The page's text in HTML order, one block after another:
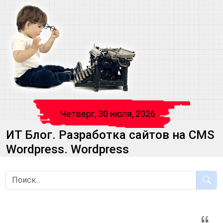
Четверг, 30 июля, 2026
ИТ Блог. Разработка сайтов на CMS
Wordpress. Wordpress